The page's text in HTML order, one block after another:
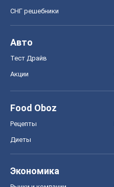
СНГ решебники
Авто
Тест Драйв
Акции
Food Oboz
Рецепты
Диеты
Экономика